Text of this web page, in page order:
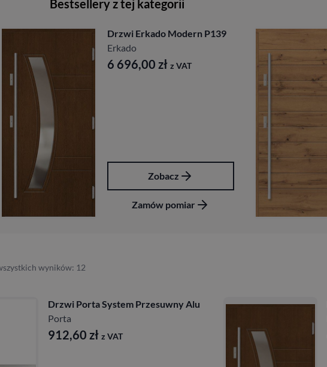
Bestsellery z tej kategorii
Drzwi Erkado Modern P139
Erkado
6 696,00 zł z VAT
Zobacz
Zamów pomiar
wyników: 12
Drzwi Porta System Przesuwny Alu
Porta
912,60 zł z VAT